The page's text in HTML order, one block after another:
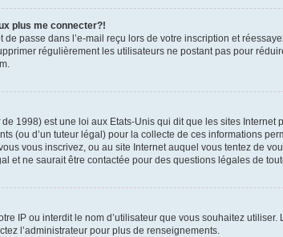
plus me connecter?!
passe dans l’e-mail reçu lors de votre inscription et
régulièrement les utilisateurs ne postant pas pour
de 1998) est une loi aux Etats-Unis qui dit que les sites
(ou d’un tuteur légal) pour la collecte de ces informations
vous inscrivez, ou au site Internet auquel vous tentez de
et ne saurait être contactée pour des questions légales de
IP ou interdit le nom d’utilisateur que vous souhaitez
l’administrateur pour plus de renseignements.